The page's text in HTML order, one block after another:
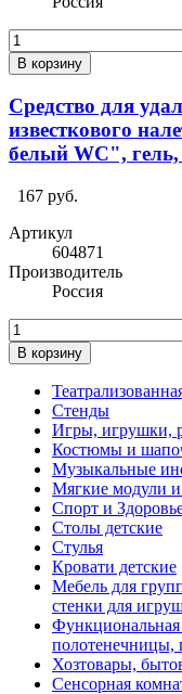
В корзину
Средство для
известкового
белый WC", гель,
167 руб.
Артикул
604871
Производитель
Россия
В корзину
Стенды
Игры, игрушки,
Костюмы и
Музыкальные
Мягкие модули
Спорт и
Столы детские
Стулья
Кровати детские
Мебель для
стенки для
Хозтовары,
Сенсорная